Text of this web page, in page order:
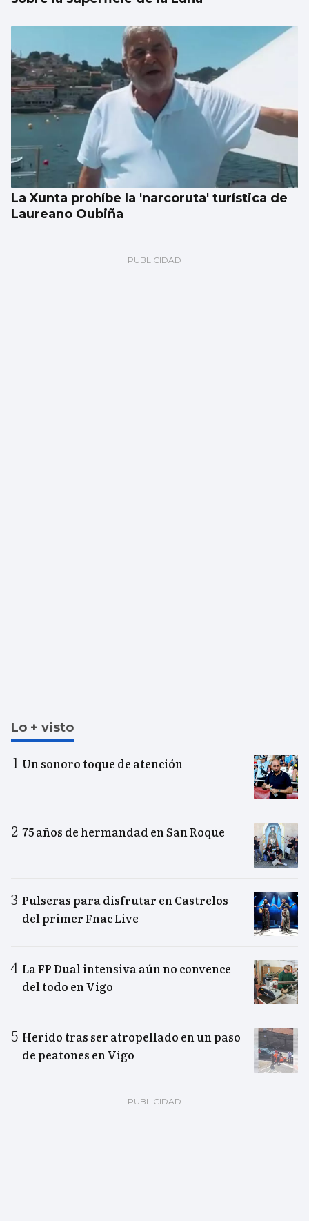
La Xunta prohíbe la 'narcoruta' turística de
Laureano Oubiña
Lo + visto
Un sonoro toque de atención
75 años de hermandad en San Roque
Pulseras para disfrutar en Castrelos
del primer Fnac Live
La FP Dual intensiva aún no convence
del todo en Vigo
Herido tras ser atropellado en un paso
de peatones en Vigo